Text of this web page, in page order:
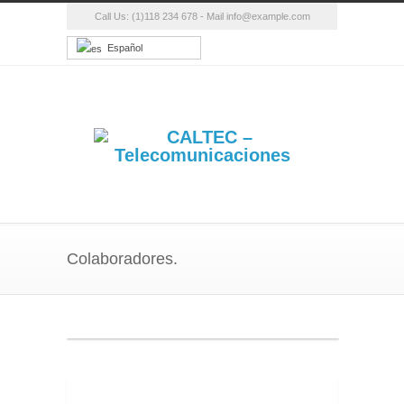
Call Us: (1)118 234 678 - Mail info@example.com
Español
Colaboradores.